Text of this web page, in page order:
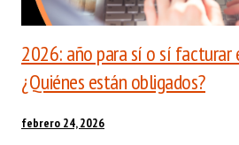
2026: año para sí o sí facturar
¿Quiénes están obligados?
febrero 24, 2026